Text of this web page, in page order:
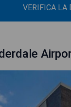
VERIFICA LA